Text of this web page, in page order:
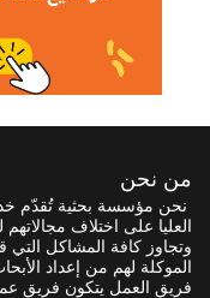
من نحن
نحن مؤسسة بحثية تُقدّم
العليا على اختلاف
وتجاوز كافة المشاكل التي
الموكلة لهم من إعداد
فريق العمل يتكون فريق